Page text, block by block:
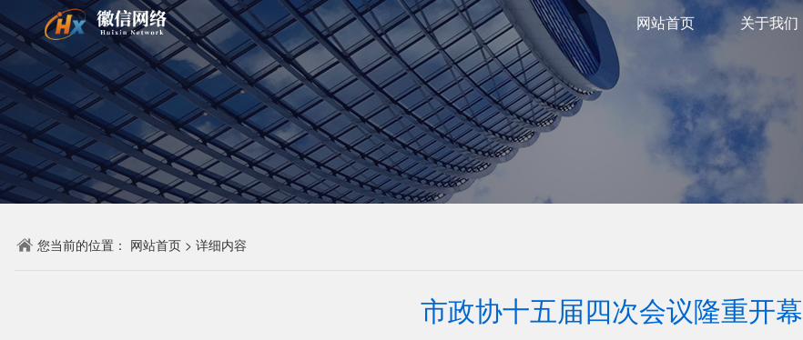
网站首页 关于我们
您当前的位置： 网站首页 > 详细内容
市政协十五届四次会议隆重开幕